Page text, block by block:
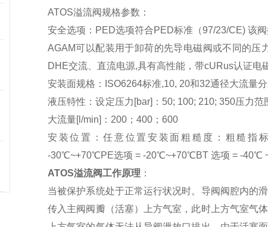
ATOS溢流阀规格参数：
安全选项：PED选项符合PED标准（97/23/CE) 该
AGAM可以配装用于卸荷的先导电磁阀或不同的压
DHE交流、直流电源,具有高性能，带cURus认证电
安装面规格：ISO6264标准,10, 20和32通径大流量
液压特性：设定压力[bar]：50; 100; 210; 350压力
大流量[l/min]：200；400；600
安装位置：任意位置安装面粗糙度：粗糙指
-30℃~+70℃PE选项 = -20℃~+70℃BT 选项 = -40℃
ATOS溢流阀工作原理 ：
当被保护系统处于正常运行状况时。导阀阀腔内的
传入主阀阀瓣（活塞）上方气室，此时上方气室气